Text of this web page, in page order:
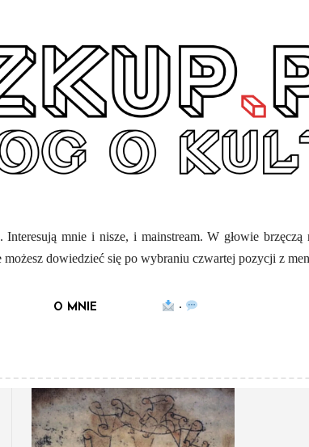
mnie i nisze, i mainstream. W głowie brzęczą
dowiedzieć się po wybraniu czwartej pozycji z
O MNIE ·